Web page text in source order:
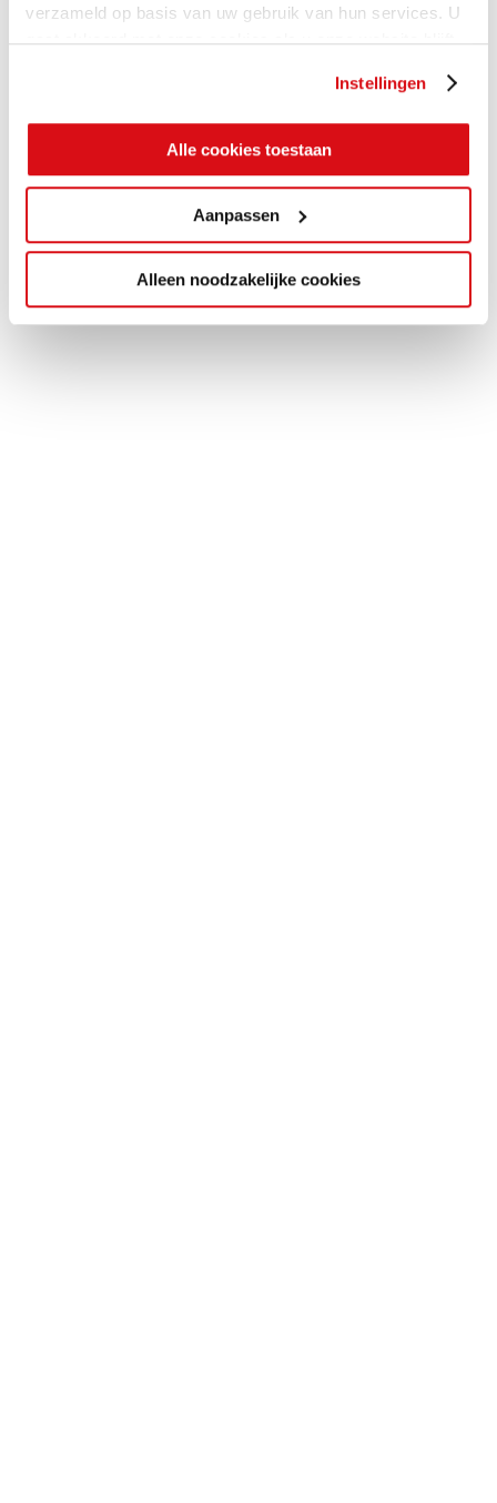
verzameld op basis van uw gebruik van hun services. U
gaat akkoord met onze cookies als u onze website blijft
Instellingen
Alle cookies toestaan
Aanpassen
Alleen noodzakelijke cookies